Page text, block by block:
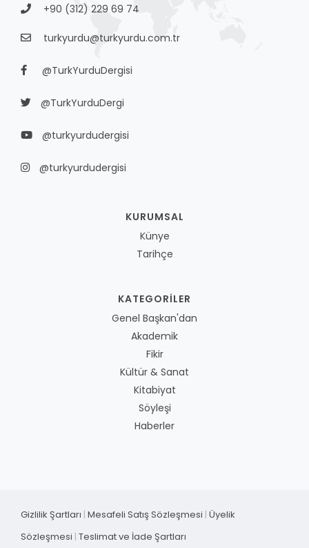
+90 (312) 229 69 74
turkyurdu@turkyurdu.com.tr
@TurkYurduDergisi
@TurkYurduDergi
@turkyurdudergisi
@turkyurdudergisi
KURUMSAL
Künye
Tarihçe
KATEGORILER
Genel Başkan'dan
Akademik
Fikir
Kültür & Sanat
Kitabiyat
Söyleşi
Haberler
Gizlilik Şartları | Mesafeli Satış Sözleşmesi | Üyelik
Sözleşmesi | Teslimat ve İade Şartları